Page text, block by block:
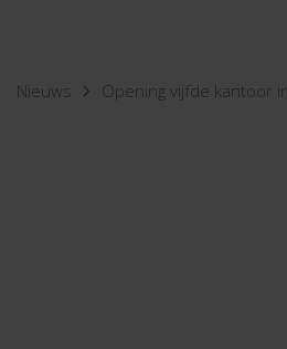
Nieuws Opening vijfde kantoor